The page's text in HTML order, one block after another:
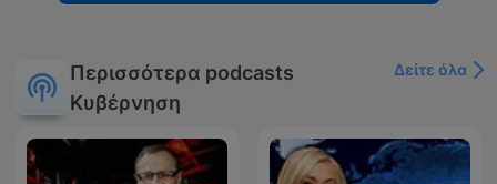
Περισσότερα podcasts
Κυβέρνηση
Δείτε όλα